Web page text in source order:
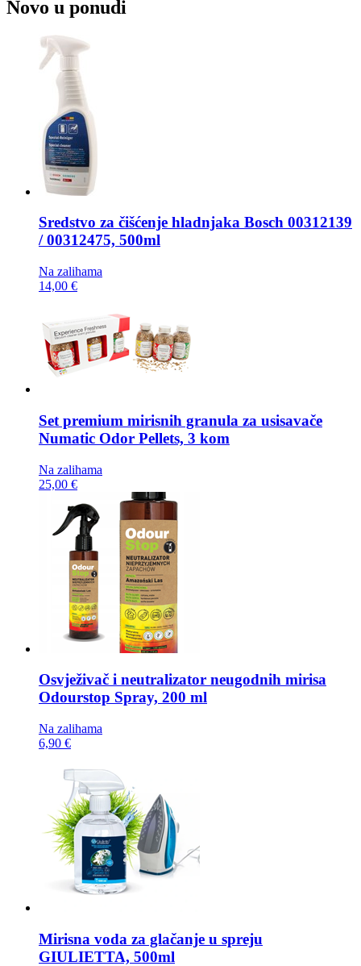
Novo u ponudi
Sredstvo za čišćenje hladnjaka Bosch 00312139
/ 00312475, 500ml
Na zalihama
14,00 €
Set premium mirisnih granula za usisavače
Numatic Odor Pellets, 3 kom
Na zalihama
25,00 €
Osvježivač i neutralizator neugodnih mirisa
Odourstop Spray, 200 ml
Na zalihama
6,90 €
Mirisna voda za glačanje u spreju
GIULIETTA, 500ml